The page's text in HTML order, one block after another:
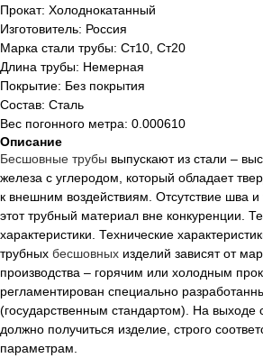
Прокат: Холоднокатанный
Изготовитель: Россия
Марка стали трубы: Ст10, Ст20
Длина трубы: Немерная
Покрытие: Без покрытия
Состав: Сталь
Вес погонного метра: 0.000610
Описание
Бесшовные трубы выпускают из стали –
железа с углеродом, который обладает
к внешним воздействиям. Отсутствие шва и
этот трубный материал вне конкуренции.
характеристики. Технические
трубных бесшовных изделий зависят от
производства – горячим или холодным
регламентирован специально
(государственным стандартом). На выходе
должно получиться изделие, строго
параметрам.